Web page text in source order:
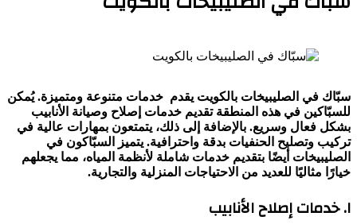
سبّاك في الصليبيخات بالكويت يقدم خدمات متنوعة ومتميزة. يُمكن
للسبّاكين في هذه المنطقة تقديم خدمات إصلاح وصيانة الأنابيب
بشكل فعال وسريع. بالإضافة إلى ذلك، يتمتعون بمهارات عالية في
تركيب وتصليح الحنفيات بدقة واحترافية. يتميز السبّاكون في
الصليبيخات أيضًا بتقديم خدمات شاملة لأنظمة المياه، مما يجعلهم
خيارًا مثاليًا للعديد من الاحتياجات المنزلية والتجارية.
١. خدمات إصلاح الأنابيب